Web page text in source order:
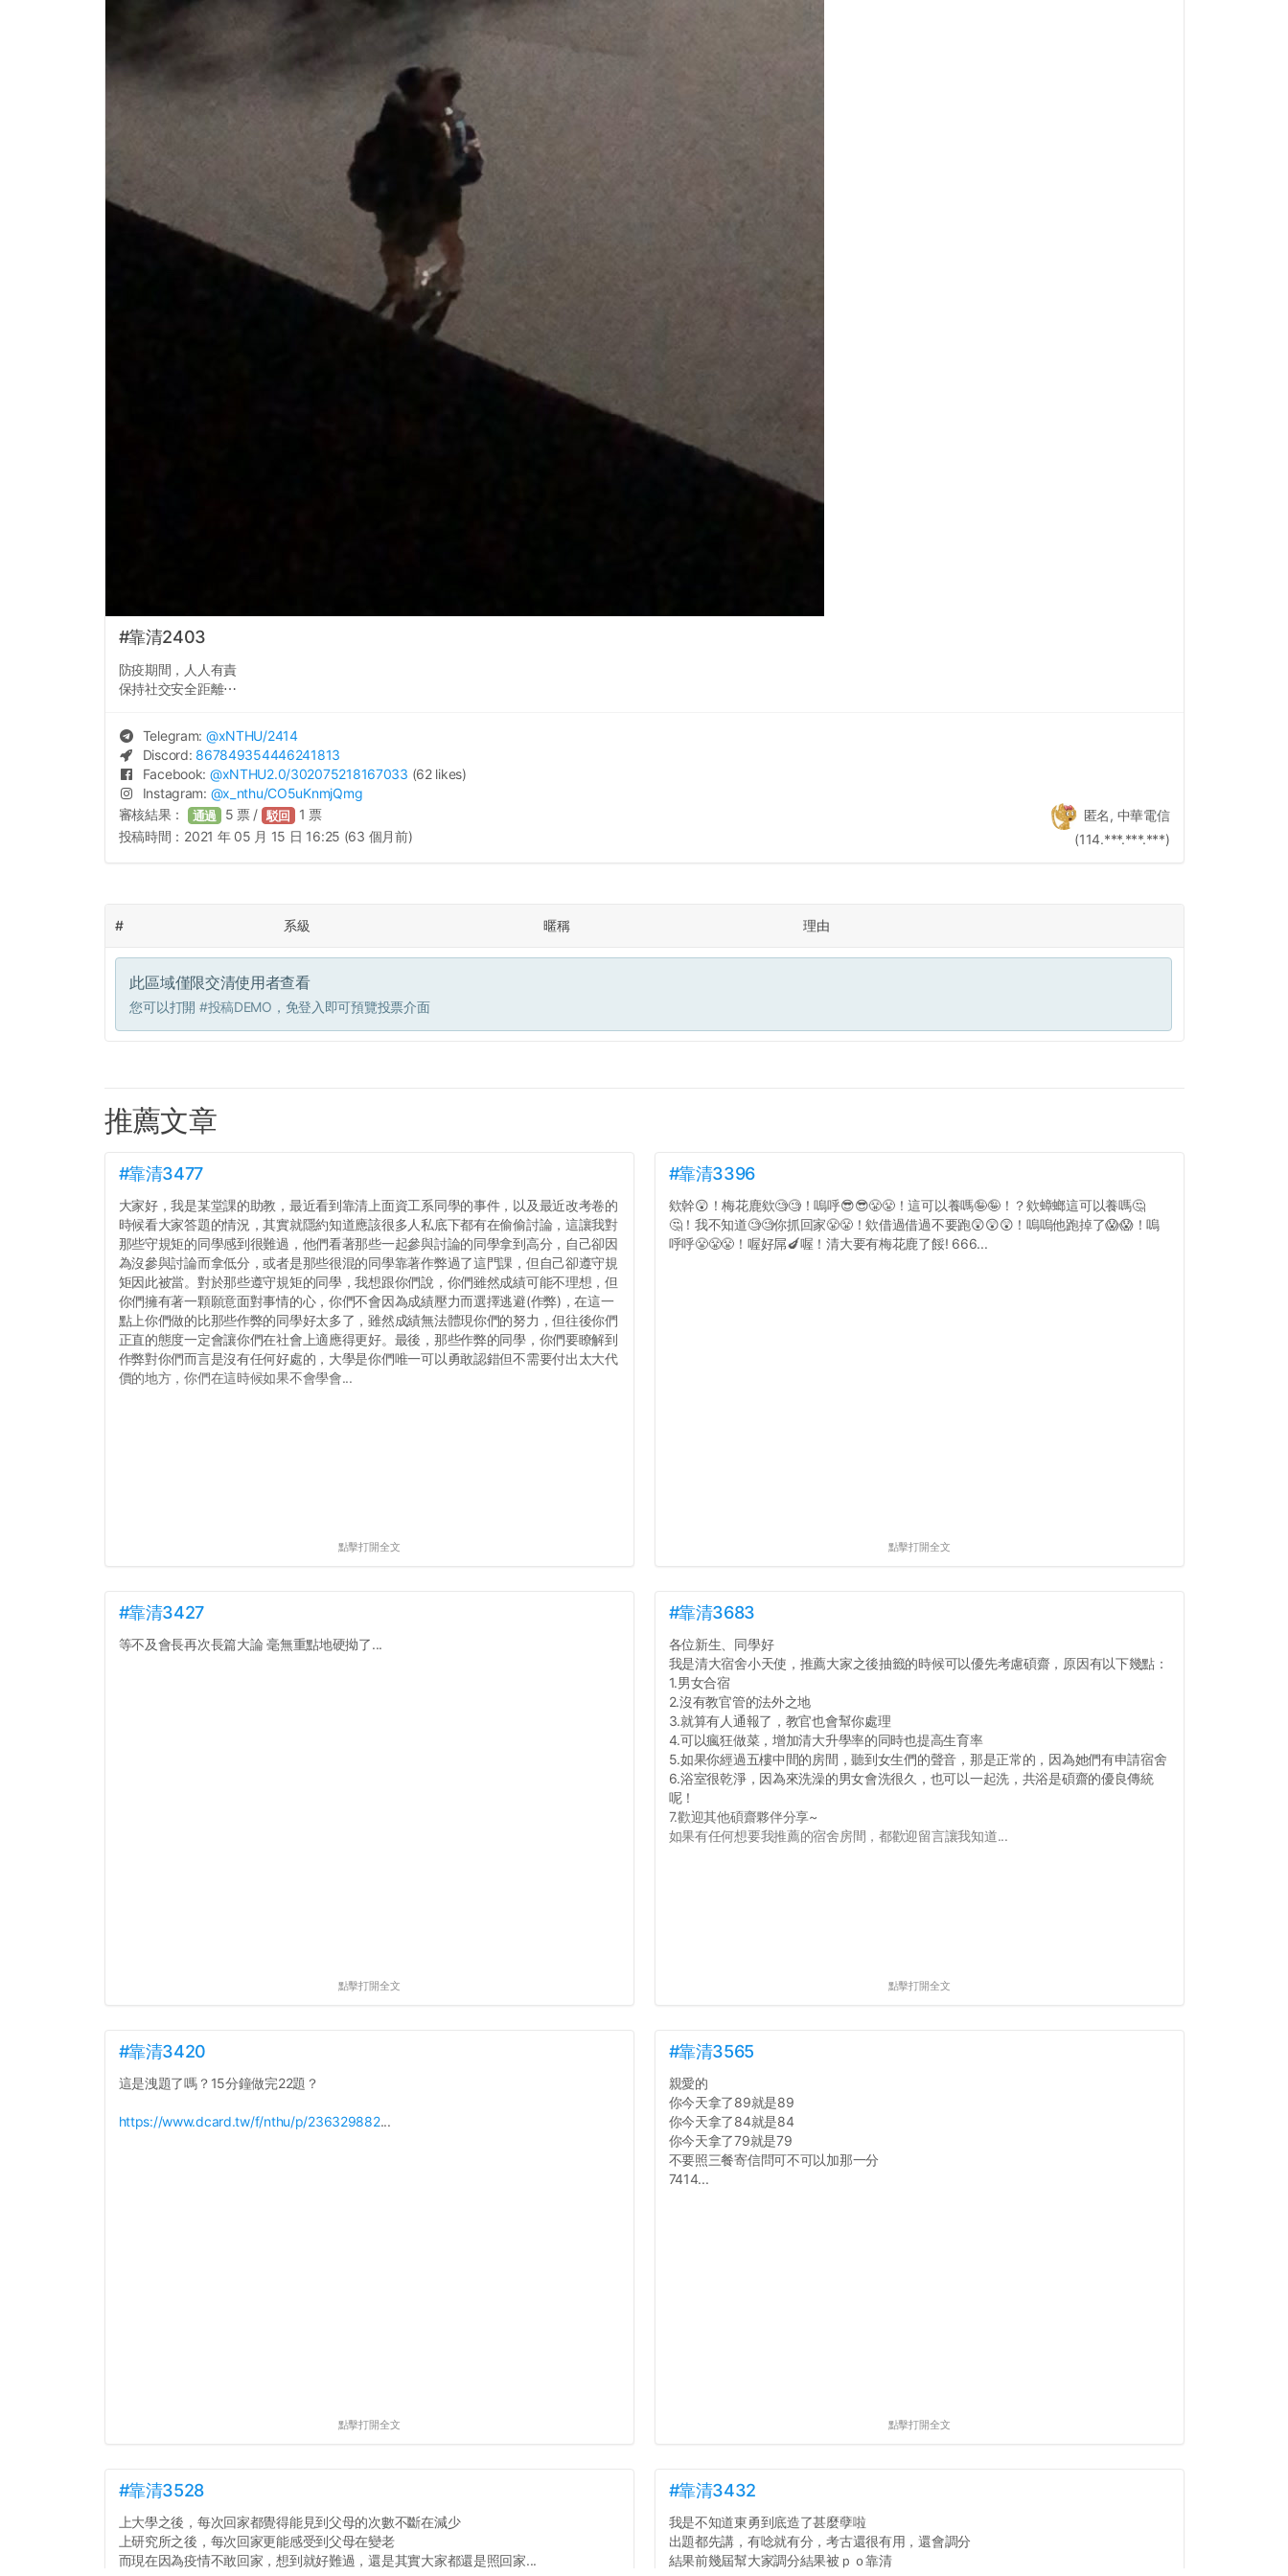
#靠清2403
防疫期間，人人有責
保持社交安全距離⋯
Telegram: @xNTHU/2414
Discord: 867849354446241813
Facebook: @xNTHU2.0/302075218167033 (62 likes)
Instagram: @x_nthu/CO5uKnmjQmg
匿名, 中華電信
(114.***.***.***)
審核結果： 通過 5 票 / 駁回 1 票
投稿時間： 2021 年 05 月 15 日 16:25 (63 個月前)
# 系級 暱稱 理由
此區域僅限交清使用者查看
您可以打開 #投稿DEMO ，免登入即可預覽投票介面
推薦文章
#靠清3477
大家好，我是某堂課的助教，最近看到靠清上面資工系同學的事件，以及最近改考卷的
時候看大家答題的情況，其實就隱約知道應該很多人私底下都有在偷偷討論，這讓我對
那些守規矩的同學感到很難過，他們看著那些一起參與討論的同學拿到高分，自己卻因
為沒參與討論而拿低分，或者是那些很混的同學靠著作弊過了這門課，但自己卻遵守規
矩因此被當。對於那些遵守規矩的同學，我想跟你們說，你們雖然成績可能不理想，但
你們擁有著一顆願意面對事情的心，你們不會因為成績壓力而選擇逃避(作弊)，在這一
點上你們做的比那些作弊的同學好太多了，雖然成績無法體現你們的努力，但往後你們
正直的態度一定會讓你們在社會上適應得更好。最後，那些作弊的同學，你們要瞭解到
作弊對你們而言是沒有任何好處的，大學是你們唯一可以勇敢認錯但不需要付出太大代
價的地方，你們在這時候如果不會學會...
點擊打開全文
#靠清3396
欸幹😲！梅花鹿欸🧐🧐！嗚呼😎😎😤😤！這可以養嗎🤪🤪！？欸蟑螂這可以養嗎🤔
🤔！我不知道🧐🧐你抓回家😤😤！欸借過借過不要跑😲😲😲！嗚嗚他跑掉了😱😱！嗚
呼呼😤😤😤！喔好屌🍆喔！清大要有梅花鹿了餒! 666...
點擊打開全文
#靠清3427
等不及會長再次長篇大論 毫無重點地硬拗了...
點擊打開全文
#靠清3683
各位新生、同學好
我是清大宿舍小天使，推薦大家之後抽籤的時候可以優先考慮碩齋，原因有以下幾點：
1.男女合宿
2.沒有教官管的法外之地
3.就算有人通報了，教官也會幫你處理
4.可以瘋狂做菜，增加清大升學率的同時也提高生育率
5.如果你經過五樓中間的房間，聽到女生們的聲音，那是正常的，因為她們有申請宿舍
6.浴室很乾淨，因為來洗澡的男女會洗很久，也可以一起洗，共浴是碩齋的優良傳統
呢！
7.歡迎其他碩齋夥伴分享~
如果有任何想要我推薦的宿舍房間，都歡迎留言讓我知道...
點擊打開全文
#靠清3420
這是洩題了嗎？15分鐘做完22題？
https://www.dcard.tw/f/nthu/p/236329882...
點擊打開全文
#靠清3565
親愛的
你今天拿了89就是89
你今天拿了84就是84
你今天拿了79就是79
不要照三餐寄信問可不可以加那一分
7414...
點擊打開全文
#靠清3528
上大學之後，每次回家都覺得能見到父母的次數不斷在減少
上研究所之後，每次回家更能感受到父母在變老
而現在因為疫情不敢回家，想到就好難過，還是其實大家都還是照回家...
#靠清3432
我是不知道東勇到底造了甚麼孽啦
出題都先講，有唸就有分，考古還很有用，還會調分
結果前幾屆幫大家調分結果被ｐｏ靠清